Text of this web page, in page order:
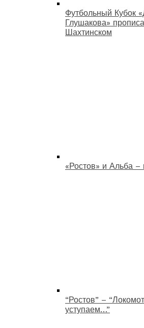
Футбольный Кубок
Глушакова»
Шахтинском
«Ростов» и Альба
“Ростов” –
уступаем…”